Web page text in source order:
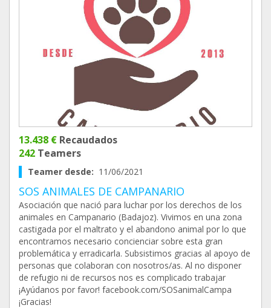
13.438 € Recaudados
242 Teamers
Teamer desde: 11/06/2021
SOS ANIMALES DE CAMPANARIO
Asociación que nació para luchar por los derechos de los
animales en Campanario (Badajoz). Vivimos en una zona
castigada por el maltrato y el abandono animal por lo que
encontramos necesario concienciar sobre esta gran
problemática y erradicarla. Subsistimos gracias al apoyo de
personas que colaboran con nosotros/as. Al no disponer
de refugio ni de recursos nos es complicado trabajar
¡Ayúdanos por favor! facebook.com/SOSanimalCampa
¡Gracias!